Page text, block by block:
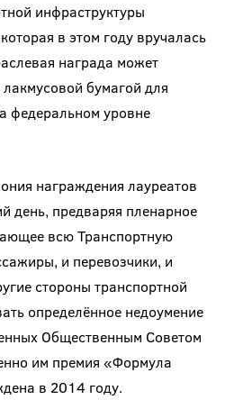
инфраструктуры
в этом году вручалась
награда может
бумагой для
федеральном уровне
награждения лауреатов
день, предваряя пленарное
всю Транспортную
и перевозчики, и
стороны транспортной
определённое недоумение
Общественным Советом
им премия «Формула
в 2014 году.